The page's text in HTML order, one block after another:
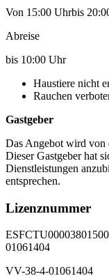
Von 15:00 Uhrbis
Abreise
bis 10:00 Uhr
Haustiere nicht
Rauchen
Gastgeber
Das Angebot wird von
Dieser Gastgeber hat
Dienstleistungen
entsprechen.
Lizenznummer
01061404
VV-38-4-01061404